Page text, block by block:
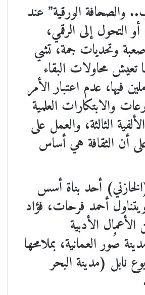
والصحافة الورقية” عند
إلى الرقمي،
صعبة وتحديات جمة، تشي
تعيش محاولات البقاء
فيها، عدم اعتبار الأمر
والابتكارات العلمية
الثالثة، والعمل على
أن الثقافة هي أساس
أحد بناة أسس
أحمد فرحات، فؤاد
الأدبية
صُور العمانية، بملامحها
نابل (مدينة البحر